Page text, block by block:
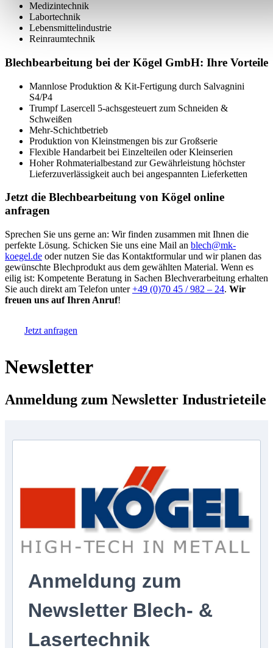
Medizintechnik
Labortechnik
Lebensmittelindustrie
Reinraumtechnik
Blechbearbeitung bei der Kögel GmbH: Ihre Vorteile
Mannlose Produktion & Kit-Fertigung durch Salvagnini
S4/P4
Trumpf Lasercell 5-achsgesteuert zum Schneiden &
Schweißen
Mehr-Schichtbetrieb
Produktion von Kleinstmengen bis zur Großserie
Flexible Handarbeit bei Einzelteilen oder Kleinserien
Hoher Rohmaterialbestand zur Gewährleistung höchster
Lieferzuverlässigkeit auch bei angespannten Lieferketten
Jetzt die Blechbearbeitung von Kögel online
anfragen
Sprechen Sie uns gerne an: Wir finden zusammen mit Ihnen die
perfekte Lösung. Schicken Sie uns eine Mail an blech@mk-
koegel.de oder nutzen Sie das Kontaktformular und wir planen das
gewünschte Blechprodukt aus dem gewählten Material. Wenn es
eilig ist: Kompetente Beratung in Sachen Blechverarbeitung erhalten
Sie auch direkt am Telefon unter+49 (0)70 45 / 982 – 24. Wir
freuen uns auf Ihren Anruf!
Jetzt anfragen
Newsletter
Anmeldung zum Newsletter Industrieteile
Anmeldung zum
Newsletter Blech- &
Lasertechnik